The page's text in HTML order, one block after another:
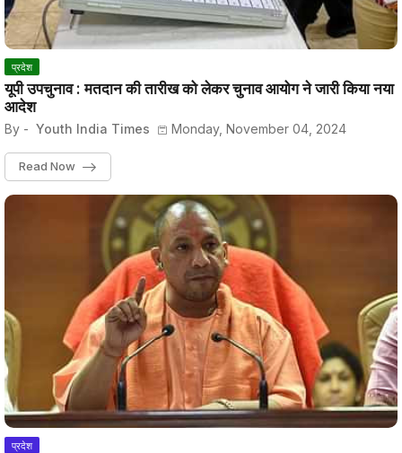
प्रदेश
यूपी उपचुनाव : मतदान की तारीख को लेकर चुनाव आयोग ने जारी किया नया
आदेश
By - Youth India Times Monday, November 04, 2024
Read Now
प्रदेश